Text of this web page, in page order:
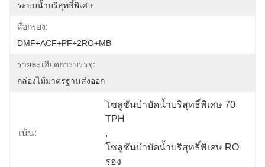
ระบบน้ำบริสุทธิ์พิเศษ
สื่อกรอง:
DMF+ACF+PF+2RO+MB
รายละเอียดการบรรจุ:
กล่องไม้มาตรฐานส่งออก
เน้น:
โซลูชันบำบัดน้ำบริสุทธิ์พิเศษ 70
TPH
,
โซลูชันบำบัดน้ำบริสุทธิ์พิเศษ RO
รอง